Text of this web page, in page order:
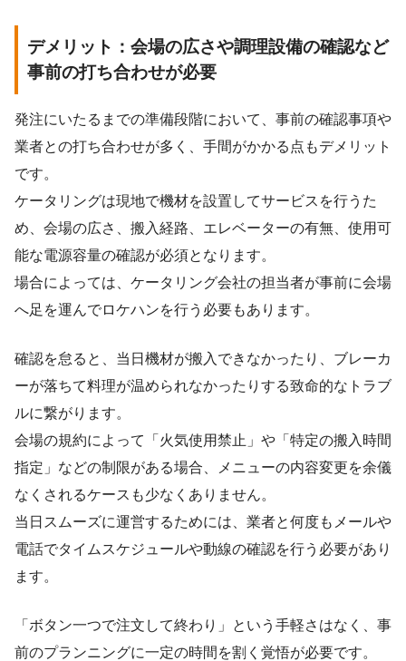
デメリット：会場の広さや調理設備の確認など
事前の打ち合わせが必要
発注にいたるまでの準備段階において、事前の確認事項や
業者との打ち合わせが多く、手間がかかる点もデメリット
です。
ケータリングは現地で機材を設置してサービスを行うた
め、会場の広さ、搬入経路、エレベーターの有無、使用可
能な電源容量の確認が必須となります。
場合によっては、ケータリング会社の担当者が事前に会場
へ足を運んでロケハンを行う必要もあります。
確認を怠ると、当日機材が搬入できなかったり、ブレーカ
ーが落ちて料理が温められなかったりする致命的なトラブ
ルに繋がります。
会場の規約によって「火気使用禁止」や「特定の搬入時間
指定」などの制限がある場合、メニューの内容変更を余儀
なくされるケースも少なくありません。
当日スムーズに運営するためには、業者と何度もメールや
電話でタイムスケジュールや動線の確認を行う必要があり
ます。
「ボタン一つで注文して終わり」という手軽さはなく、事
前のプランニングに一定の時間を割く覚悟が必要です。